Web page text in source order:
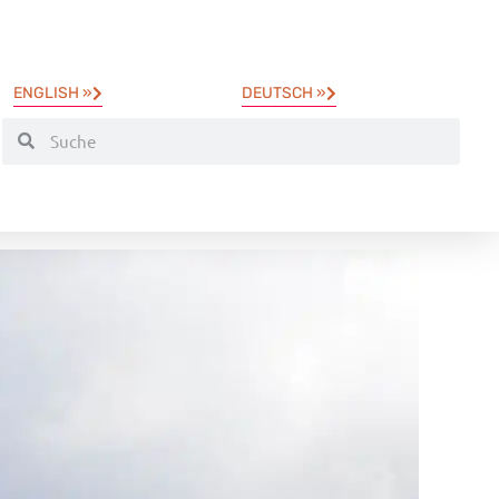
ENGLISH » DEUTSCH »